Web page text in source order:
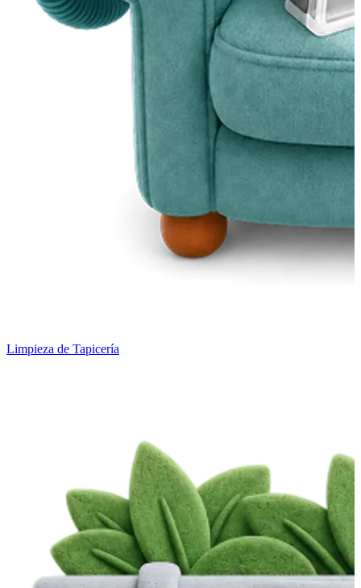
Limpieza de Tapicería